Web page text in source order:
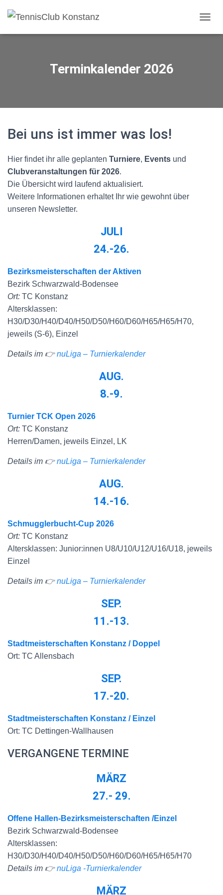
A
N
Terminkalender 2026
Bei uns ist immer was los!
Hier findet ihr alle geplanten Turniere, Events und
Clubveranstaltungen für 2026.
Die Übersicht wird laufend aktualisiert.
Weitere Informationen erhaltet Ihr wie gewohnt über
unseren Newsletter.
JULI
24.-26.
Bezirksmeisterschaften der Aktiven
Bezirk Schwarzwald-Bodensee
Ort: TC Konstanz
Altersklassen:
H30/D30/H40/D40/H50/D50/H60/D60/H65/H65/H70,
jeweils (S-6), Einzel
Details im 👉 nuLiga – Turnierkalender
AUG.
8.-9.
Turnier TCK Open 2026
Ort: TC Konstanz
Herren/Damen, jeweils Einzel, LK
Details im 👉nuLiga – Turnierkalender
AUG.
14.-16.
Schmugglerbucht-Cup 2026
Ort: TC Konstanz
Altersklassen: Junior:innen U8/U10/U12/U16/U18, jeweils
Einzel
Details im 👉nuLiga – Turnierkalender
SEP.
11.-13.
Stadtmeisterschaften Konstanz / Doppel
Ort: TC Allensbach
SEP.
17.-20.
Stadtmeisterschaften Konstanz / Einzel
Ort: TC Dettingen-Wallhausen
VERGANGENE TERMINE
MÄRZ
27.- 29.
Offene Hallen-Bezirksmeisterschaften /Einzel
Bezirk Schwarzwald-Bodensee
Altersklassen:
H30/D30/H40/D40/H50/D50/H60/D60/H65/H65/H70
Details im 👉nuLiga -Turnierkalender
MÄRZ